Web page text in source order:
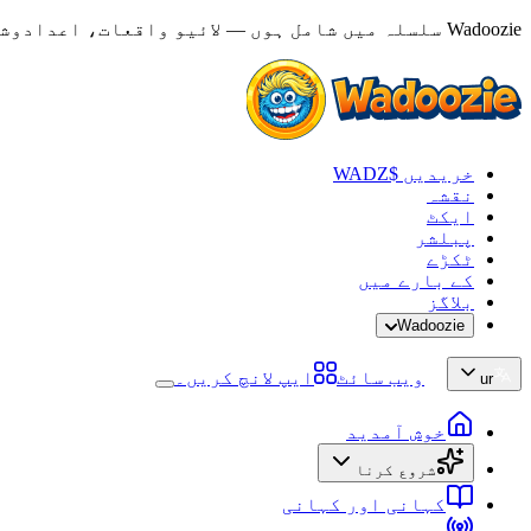
Wadoozie سلسلہ میں شامل ہوں — لائیو واقعات، اعدادوشمار اور ردعمل دیکھیں
خریدیں $WADZ
نقشہ
ایکٹ
پبلشر
ٹکڑے
کے بارے میں
بلاگز
Wadoozie
ur ویب سائٹ ایپ لانچ کریں۔
خوش آمدید
شروع کرنا
کہانی اور کہانی